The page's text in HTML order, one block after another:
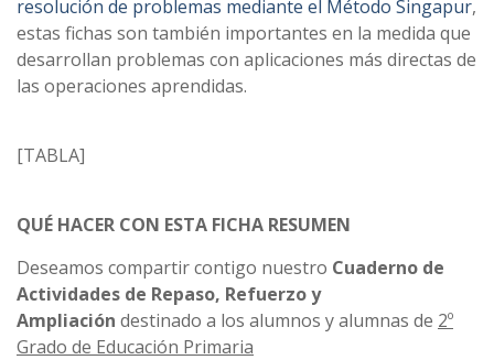
resolución de problemas mediante el Método Singapur,
estas fichas son también importantes en la medida que
desarrollan problemas con aplicaciones más directas de
las operaciones aprendidas.
[TABLA]
QUÉ HACER CON ESTA FICHA RESUMEN
Deseamos compartir contigo nuestro Cuaderno de
Actividades de Repaso, Refuerzo y
Ampliación destinado a los alumnos y alumnas de 2º
Grado de Educación Primaria